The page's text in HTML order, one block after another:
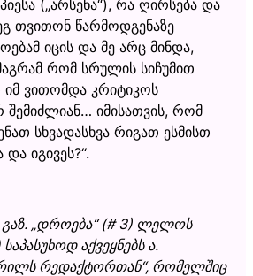
(„არსენა“), რა ღირსება და
თვითონ წარმოდგენაზე
იცის და მე არც მინდა,
რომ სრულის სიჩუმით
ვითომდა კრიტიკოს
შემიძლიან… იმისათვის, რომ
სხვადასხვა რიგათ ესმისთ
იგივეს?“.
გაზ. „დროება“(# 3) ლელოს
აქვეყნებს ა.
რედაქტორთან“, რომელშიც